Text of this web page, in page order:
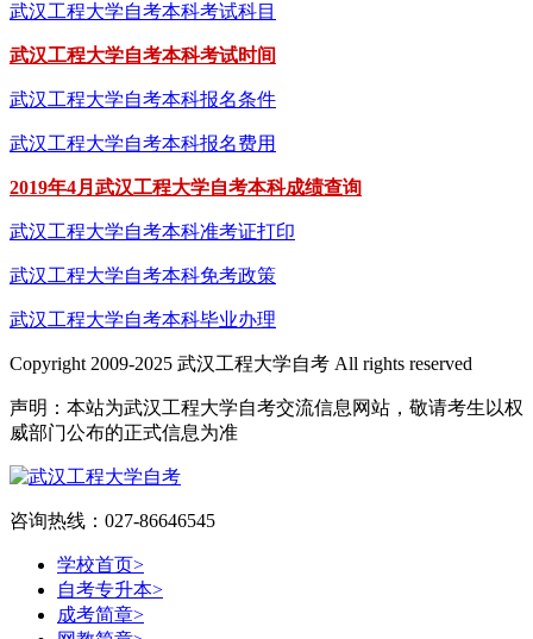
武汉工程大学自考本科考试科目
武汉工程大学自考本科考试时间
武汉工程大学自考本科报名条件
武汉工程大学自考本科报名费用
2019年4月武汉工程大学自考本科成绩查询
武汉工程大学自考本科准考证打印
武汉工程大学自考本科免考政策
武汉工程大学自考本科毕业办理
Copyright 2009-2025 武汉工程大学自考 All rights reserved
声明：本站为武汉工程大学自考交流信息网站，敬请考生以权
威部门公布的正式信息为准
咨询热线：027-86646545
学校首页>
自考专升本>
成考简章>